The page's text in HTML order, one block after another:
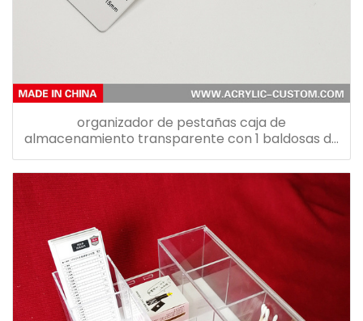
organizador de pestañas caja de
almacenamiento transparente con 1 baldosas de
pestañas blancas